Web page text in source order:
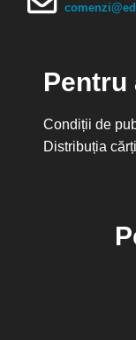
Pentru
Condiții de
Distribuția